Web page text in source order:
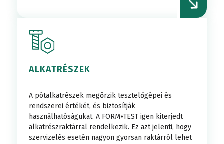
ALKATRÉSZEK
A pótalkatrészek megőrzik tesztelőgépei és
rendszerei értékét, és biztosítják
használhatóságukat. A FORM+TEST igen kiterjedt
alkatrészraktárral rendelkezik. Ez azt jelenti, hogy
szervizelés esetén nagyon gyorsan raktárról lehet